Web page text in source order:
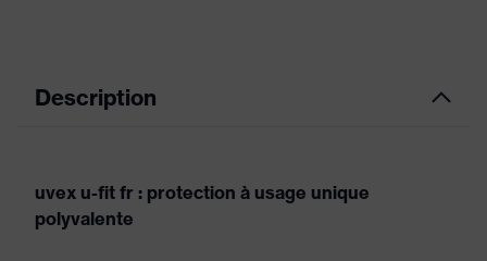
Description
uvex u-fit fr : protection à usage unique
polyvalente